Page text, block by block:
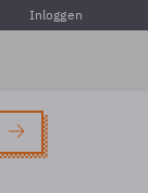
Inloggen